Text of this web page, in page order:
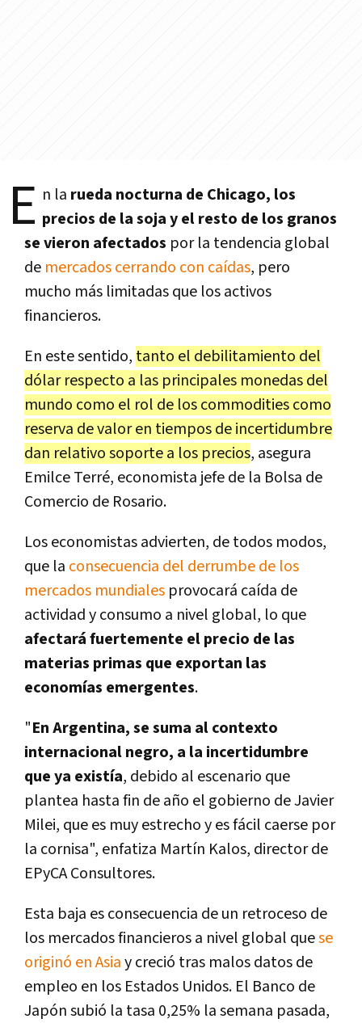
E n la rueda nocturna de Chicago, los
precios de la soja y el resto de los granos
se vieron afectados por la tendencia global
de mercados cerrando con caídas, pero
mucho más limitadas que los activos
financieros.
En este sentido, tanto el debilitamiento del
dólar respecto a las principales monedas del
mundo como el rol de los commodities como
reserva de valor en tiempos de incertidumbre
dan relativo soporte a los precios, asegura
Emilce Terré, economista jefe de la Bolsa de
Comercio de Rosario.
Los economistas advierten, de todos modos,
que la consecuencia del derrumbe de los
mercados mundiales provocará caída de
actividad y consumo a nivel global, lo que
afectará fuertemente el precio de las
materias primas que exportan las
economías emergentes.
"En Argentina, se suma al contexto
internacional negro, a la incertidumbre
que ya existía, debido al escenario que
plantea hasta fin de año el gobierno de Javier
Milei, que es muy estrecho y es fácil caerse por
la cornisa", enfatiza Martín Kalos, director de
EPyCA Consultores.
Esta baja es consecuencia de un retroceso de
los mercados financieros a nivel global quese
originó en Asiay creció tras malos datos de
empleo en los Estados Unidos. El Banco de
Japón subió la tasa 0,25% la semana pasada,